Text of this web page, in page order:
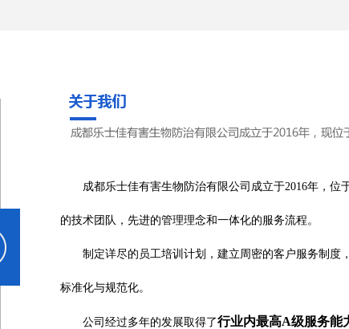
成都乐士佳有害生物防治有限公司成立于2016年，位
的技术团队，先进的管理理念和一体化的服务流程。
制定详尽的员工培训计划，建立周密的客户服务制
标准化与规范化。
公司经过多年的发展取得了行业内最高A级服务能